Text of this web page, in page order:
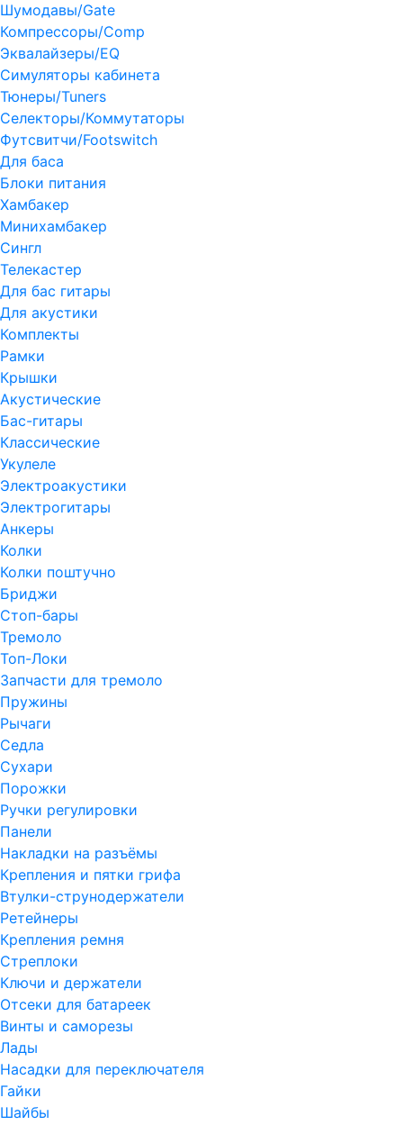
Шумодавы/Gate
Компрессоры/Comp
Эквалайзеры/EQ
Симуляторы кабинета
Тюнеры/Tuners
Селекторы/Коммутаторы
Футсвитчи/Footswitch
Для баса
Блоки питания
Хамбакер
Минихамбакер
Сингл
Телекастер
Для бас гитары
Для акустики
Комплекты
Рамки
Крышки
Акустические
Бас-гитары
Классические
Укулеле
Электроакустики
Электрогитары
Анкеры
Колки
Колки поштучно
Бриджи
Стоп-бары
Тремоло
Топ-Локи
Запчасти для тремоло
Пружины
Рычаги
Седла
Сухари
Порожки
Ручки регулировки
Панели
Накладки на разъёмы
Крепления и пятки грифа
Втулки-струнодержатели
Ретейнеры
Крепления ремня
Стреплоки
Ключи и держатели
Отсеки для батареек
Винты и саморезы
Лады
Насадки для переключателя
Гайки
Шайбы